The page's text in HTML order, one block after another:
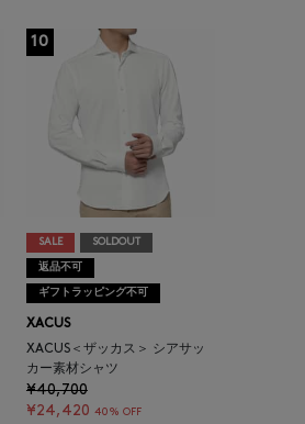
10
SALE SOLDOUT
返品不可
ギフトラッピング不可
XACUS
XACUS＜ザッカス＞ シアサッ
カー素材シャツ
¥40,700
¥24,420 40% OFF